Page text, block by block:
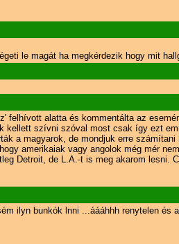
le magát ha megkérdezik hogy mit
felhívott alatta és kommentálta az
szívni szóval most csak így ezt
a magyarok, de mondjuk erre
amerikaiak vagy angolok még mér
Detroit, de L.A.-t is meg akarom
ilyn bunkók lnni ...áááhhh renytelen